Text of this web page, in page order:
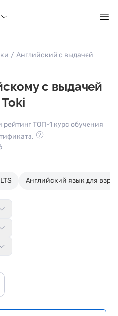
/ Английский с выдачей
с выдачей
ТОП-1 курс обучения
Английский язык для